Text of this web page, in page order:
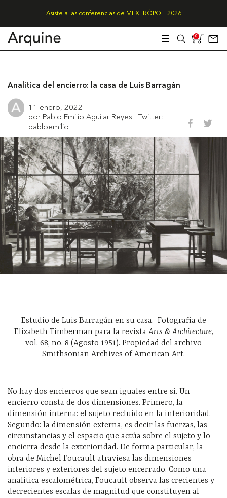
Asiste a las conferencias de MEXTRÓPOLI 2026
0
Analítica del encierro: la casa de Luis Barragán
11 enero, 2022
por Pablo Emilio Aguilar Reyes | Twitter:
pabloemilio
Estudio de Luis Barragán en su casa. Fotografía de
Elizabeth Timberman para la revistaArts & Architecture,
vol. 68, no. 8 (Agosto 1951). Propiedad del archivo
Smithsonian Archives of American Art.
No hay dos encierros que sean iguales entre sí. Un
encierro consta de dos dimensiones. Primero, la
dimensión interna: el sujeto recluido en la interioridad.
Segundo: la dimensión externa, es decir las fuerzas, las
circunstancias y el espacio que actúa sobre el sujeto y lo
encierra desde la exterioridad. De forma particular, la
obra de Michel Foucault atraviesa las dimensiones
interiores y exteriores del sujeto encerrado. Como una
analítica escalométrica, Foucault observa las crecientes y
decrecientes escalas de magnitud que constituyen al